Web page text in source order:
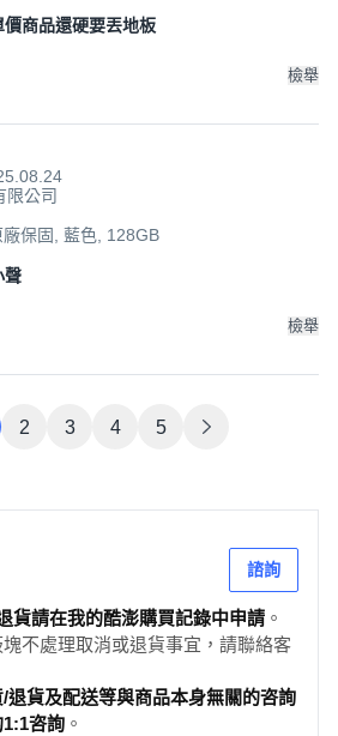
商品還硬要丟地板
檢舉
限公司
保固, 藍色, 128GB
聲
檢舉
2 3 4 5
諮詢
貨請在我的酷澎購買記錄中申請 。
不處理取消或退貨事宜，請聯絡客
退貨及配送等與商品本身無關的咨詢
咨詢 。